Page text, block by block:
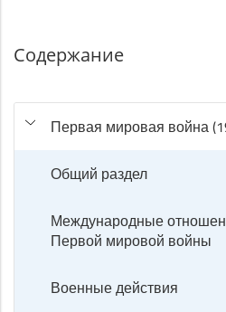
Содержание
Первая мировая война
Общий раздел
Международные
Первой мировой войны
Военные действия